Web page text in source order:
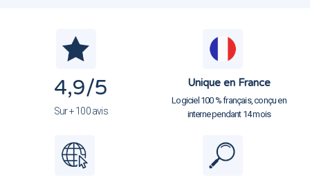
4,9/5
Sur + 100 avis
Unique en France
Logiciel 100 % français, conçu en
interne pendant 14 mois